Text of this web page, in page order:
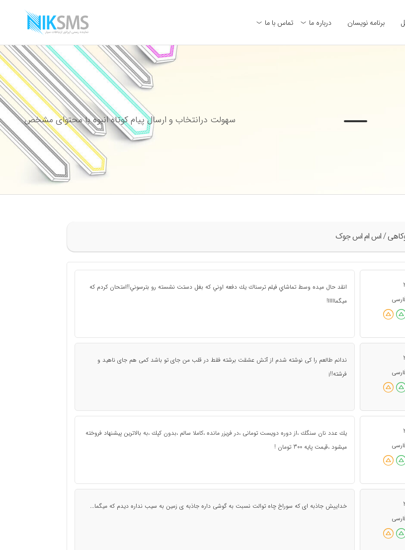
برنامه نویسان درباره ما تماس با ما
سهولت درانتخاب و ارسال پیام کوتاه انبوه با محتوای مشخص
/ اس ام اس جوک
انقد حال ميده وسط تماشاي فيلم ترسناك يك دفعه اوني كه بغل دستت نشسته رو بترسوني!!امتحان كردم كه
ميگمااااا!
ندانم طالعم را کی نوشته شدم از آتش عشقت برشته فقط در قلب من جای تو باشد کمی هم جای ناهید و
فرشته!!¡
يك عدد نان سنگك ،از دوره دويست تومانى ،در فريزر مانده ،كاملا سالم ،بدون كپك ،به بالاترين پيشنهاد فروخته
ميشود ،قيمت پايه 300 تومان !
خداییش جاذبه ای که سوراخ چاه توالت نسبت به گوشی داره جاذبه ی زمین به سیب نداره دیدم که میگما...